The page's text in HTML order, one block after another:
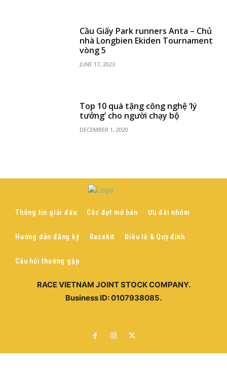
Cầu Giấy Park runners Anta – Chủ
nhà Longbien Ekiden Tournament
vòng 5
JUNE 17, 2023
Top 10 quà tặng công nghệ ‘lý
tưởng’ cho người chạy bộ
DECEMBER 1, 2020
Thông tin giải đấu Các đợt mở bán Ưu đãi nhóm
Hướng dẫn đăng ký Racekit Điều lệ & Quy định
Câu hỏi thường gặp
RACE VIETNAM JOINT STOCK COMPANY.
Business ID: 0107938085.